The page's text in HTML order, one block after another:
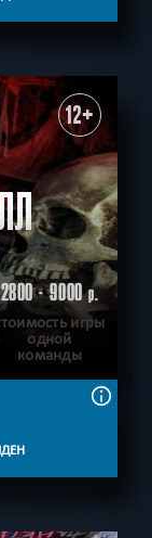
12+
2800 - 9000р.
игры
одной
команды